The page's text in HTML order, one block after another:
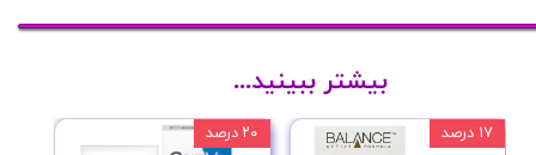
۲۰ درصد ۱۷ درصد
بیشتر ببینید...